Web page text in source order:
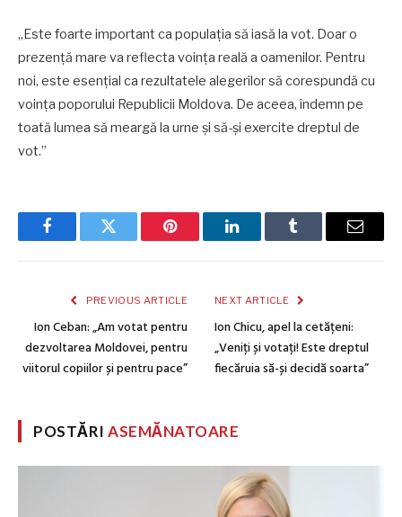
„Este foarte important ca populația să iasă la vot. Doar o
prezență mare va reflecta voința reală a oamenilor. Pentru
noi, este esențial ca rezultatele alegerilor să corespundă cu
voința poporului Republicii Moldova. De aceea, îndemn pe
toată lumea să meargă la urne și să-și exercite dreptul de
vot.”
FacebookTwitter Pinterest LinkedInTumblr Email
PREVIOUS ARTICLE
Ion Ceban: „Am votat pentru
dezvoltarea Moldovei, pentru
viitorul copiilor și pentru pace”
NEXT ARTICLE
Ion Chicu, apel la cetățeni:
„Veniți și votați! Este dreptul
fiecăruia să-și decidă soarta”
POSTĂRIASEMĂNATOARE